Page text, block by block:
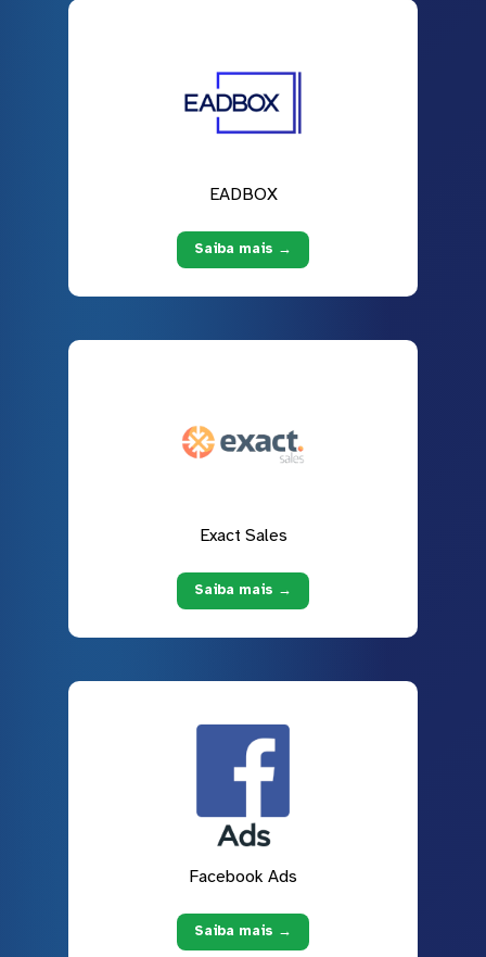
EADBOX
Saiba mais →
Exact Sales
Saiba mais →
Facebook Ads
Saiba mais →